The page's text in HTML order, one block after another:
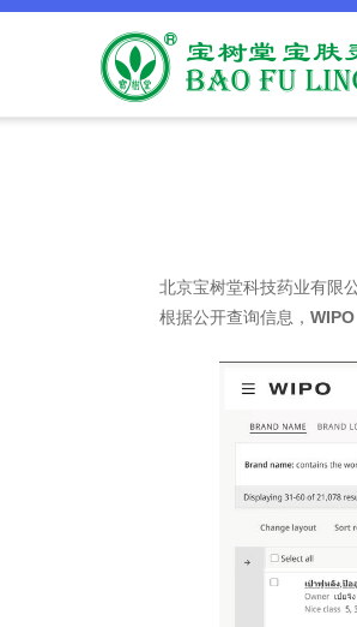
北京宝树堂科技药业有限
根据公开查询信息，